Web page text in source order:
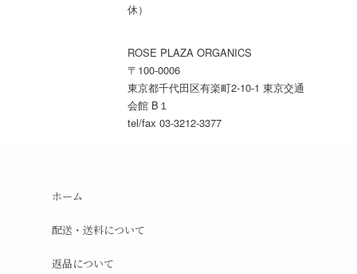
休）
ROSE PLAZA ORGANICS
〒100-0006
東京都千代田区有楽町2-10-1 東京交通
会館 B１
tel/fax 03-3212-3377
ホーム
配送・送料について
返品について